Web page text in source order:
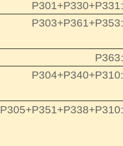
P301+P330+P331:
P303+P361+P353:
P363:
P304+P340+P310:
P305+P351+P338+P310: